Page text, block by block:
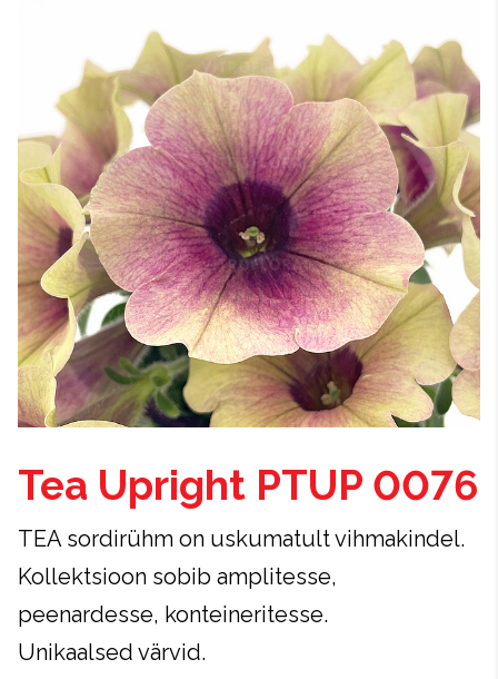
Tea Upright PTUP 0076
TEA sordirühm on uskumatult vihmakindel.
Kollektsioon sobib amplitesse,
peenardesse, konteineritesse.
Unikaalsed värvid.